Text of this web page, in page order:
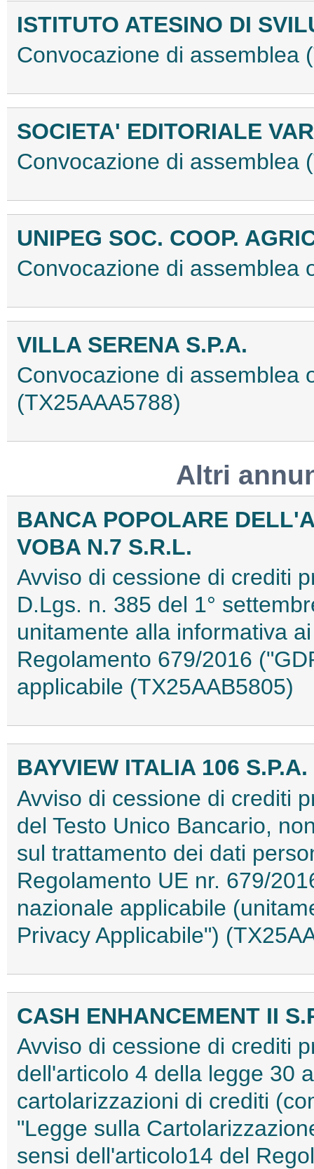
ISTITUTO ATESINO DI
Convocazione di assemblea
SOCIETA' EDITORIALE
Convocazione di assemblea
UNIPEG SOC. COOP.
Convocazione di assemblea
VILLA SERENA S.P.A.
Convocazione di assemblea
(TX25AAA5788)
Altri
BANCA POPOLARE
VOBA N.7 S.R.L.
Avviso di cessione di crediti
D.Lgs. n. 385 del 1°
unitamente alla informativa
Regolamento 679/2016
applicabile (TX25AAB5805)
BAYVIEW ITALIA 106 S.P.A.
Avviso di cessione di crediti
del Testo Unico Bancario,
sul trattamento dei dati
Regolamento UE nr. 679/
nazionale applicabile
Privacy Applicabile")
CASH ENHANCEMENT II
Avviso di cessione di crediti
dell'articolo 4 della legge 30
cartolarizzazioni di crediti
"Legge sulla
sensi dell'articolo14 del